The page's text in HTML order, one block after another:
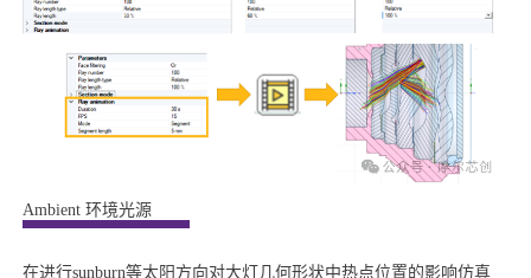
Ambient 环境光源
在进行sunburn等太阳方向对大灯几何形状中热点位置的影响仿真